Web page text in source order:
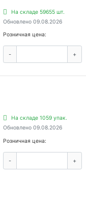
На складе 59655 шт.
Обновлено 09.08.2026
Розничная цена:
- +
На складе 1059 упак.
Обновлено 09.08.2026
Розничная цена:
- +